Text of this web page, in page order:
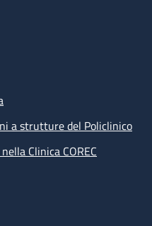
a strutture del Policlinico
Clinica COREC